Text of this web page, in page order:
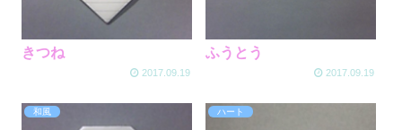
きつね
2017.09.19
ふうとう
2017.09.19
和風 ハート